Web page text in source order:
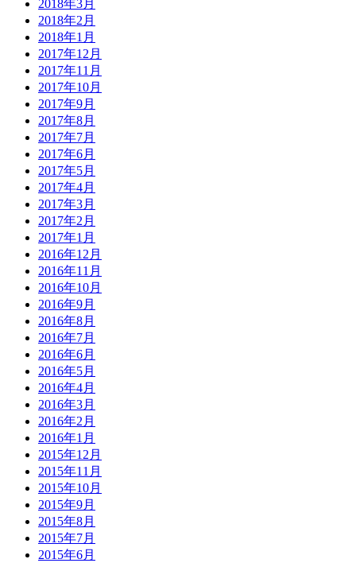
2018年3月
2018年2月
2018年1月
2017年12月
2017年11月
2017年10月
2017年9月
2017年8月
2017年7月
2017年6月
2017年5月
2017年4月
2017年3月
2017年2月
2017年1月
2016年12月
2016年11月
2016年10月
2016年9月
2016年8月
2016年7月
2016年6月
2016年5月
2016年4月
2016年3月
2016年2月
2016年1月
2015年12月
2015年11月
2015年10月
2015年9月
2015年8月
2015年7月
2015年6月